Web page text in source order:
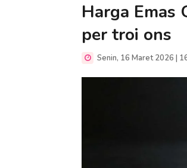
Harga Emas
per troi ons
Senin, 16 Maret 2026 |